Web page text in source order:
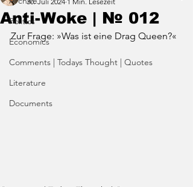
Politics
Economics
Comments | Todays Thought | Quotes
Literature
Documents
Anti-Woke | № 012
Zur Frage: »Was ist eine Drag Queen?«